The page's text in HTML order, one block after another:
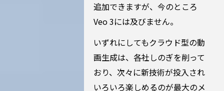
追加できますが、今のところ
Veo 3には及びません。
いずれにしてもクラウド型の動
画生成は、各社しのぎを削って
おり、次々に新技術が投入され
いろいろ楽しめるのが最大のメ